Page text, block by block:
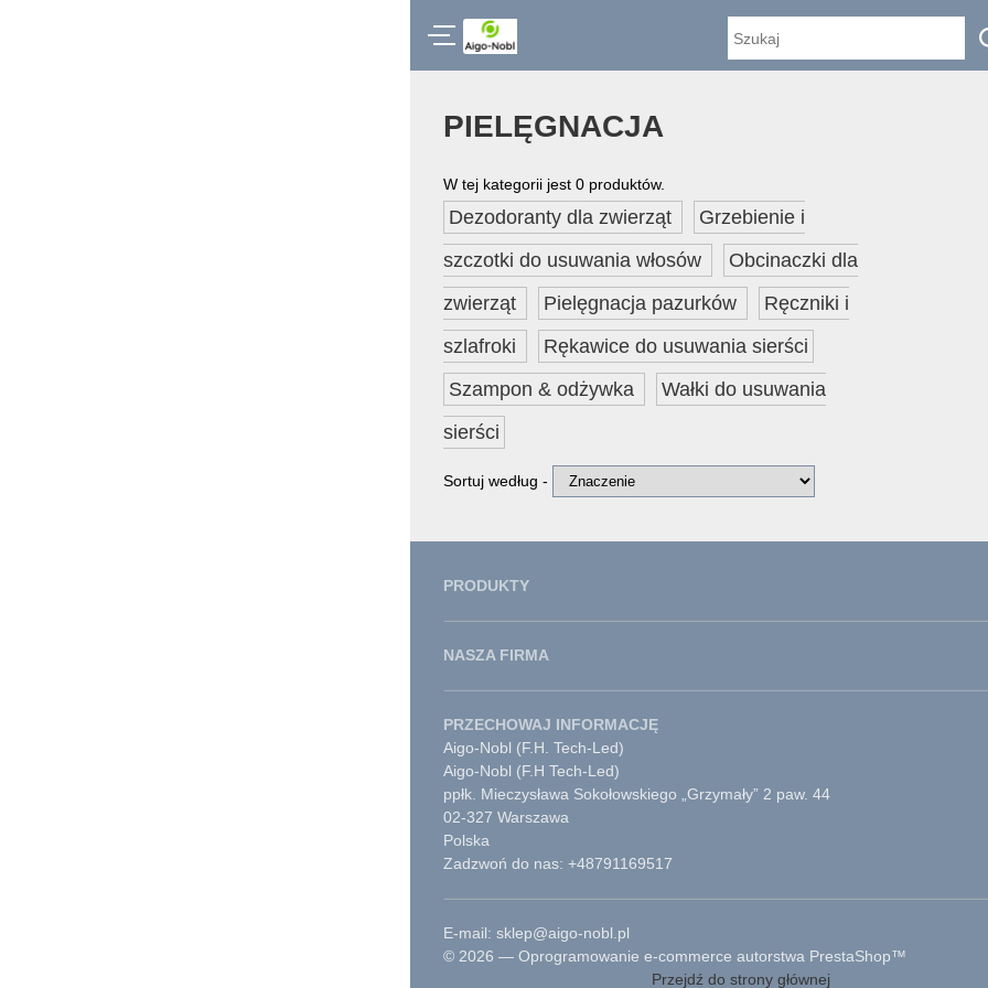
PIELĘGNACJA
W tej kategorii jest 0 produktów.
Dezodoranty dla zwierząt
Grzebienie i
szczotki do usuwania włosów
Obcinaczki dla
zwierząt
Pielęgnacja pazurków
Ręczniki i
szlafroki
Rękawice do usuwania sierści
Szampon & odżywka
Wałki do usuwania
sierści
Sortuj według -
PRODUKTY
NASZA FIRMA
PRZECHOWAJ INFORMACJĘ
Aigo-Nobl (F.H. Tech-Led)
Aigo-Nobl (F.H Tech-Led)
ppłk. Mieczysława Sokołowskiego „Grzymały” 2 paw. 44
02-327 Warszawa
Polska
Zadzwoń do nas: +48791169517
E-mail: sklep@aigo-nobl.pl
© 2026 — Oprogramowanie e-commerce autorstwa PrestaShop™
Przejdź do strony głównej